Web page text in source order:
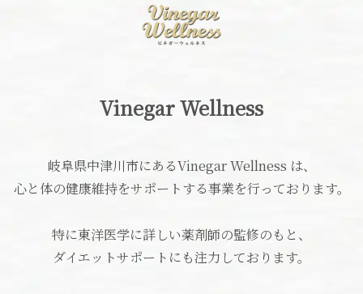
Vinegar Wellness
岐阜県中津川市にあるVinegar Wellness は、
心と体の健康維持をサポートする事業を行っております。
特に東洋医学に詳しい薬剤師の監修のもと、
ダイエットサポートにも注力しております。